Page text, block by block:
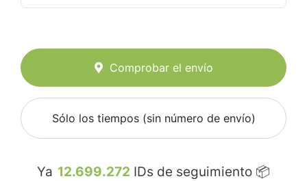
Comprobar el envío
Sólo los tiempos (sin número de envío)
Ya 12.699.272 IDs de seguimiento 📦